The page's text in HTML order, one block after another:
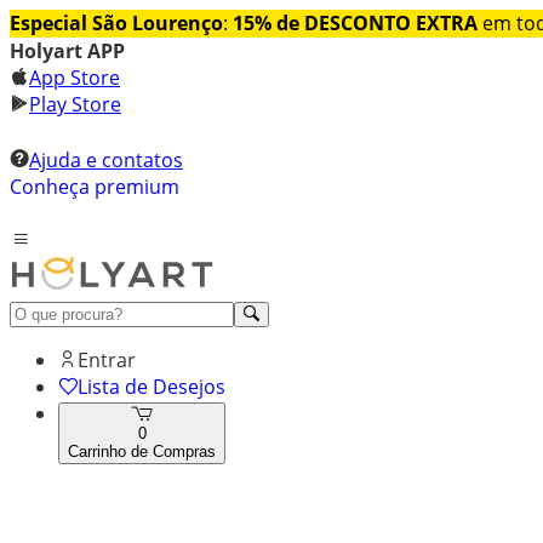
Especial São Lourenço: 15% de DESCONTO EXTRA em
Holyart APP
App Store
Play Store
Ajuda e contatos
Conheça premium
Entrar
Lista de Desejos
0
Carrinho de Compras